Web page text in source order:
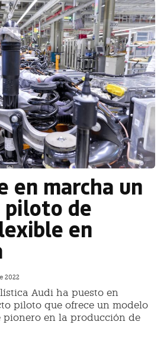
en marcha un
de
en
2022
Audi ha puesto en
piloto que ofrece un modelo
en la producción de